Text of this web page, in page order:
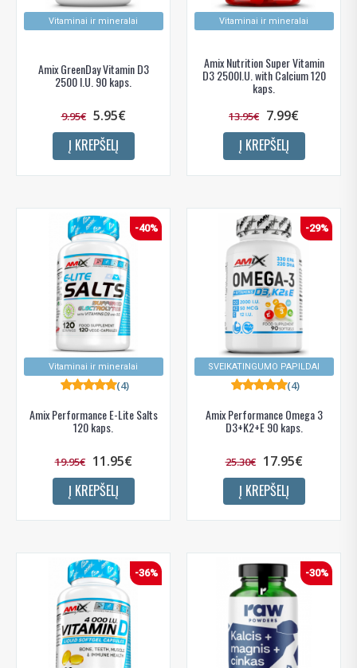
Vitaminai ir mineralai
Amix GreenDay Vitamin D3
2500 I.U. 90 kaps.
9.95€ 5.95€
Į KREPŠELĮ
Vitaminai ir mineralai
Amix Nutrition Super Vitamin
D3 2500I.U. with Calcium 120
kaps.
13.95€ 7.99€
Į KREPŠELĮ
Vitaminai ir mineralai
-40%
Amix Performance E-Lite Salts
120 kaps.
(4)
19.95€ 11.95€
Į KREPŠELĮ
SVEIKATINGUMO PAPILDAI
-29%
Amix Performance Omega 3
D3+K2+E 90 kaps.
(4)
25.30€ 17.95€
Į KREPŠELĮ
-36% -30%